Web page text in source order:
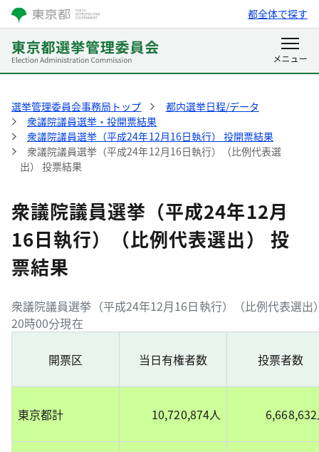
都全体で探す
選挙管理委員会事務局トップ
都内選挙日程/データ
衆議院議員選挙・投開票結果
衆議院議員選挙（平成24年12月16日執行） 投開票結果
衆議院議員選挙（平成24年12月16日執行）（比例代表選
出） 投票結果
衆議院議員選挙（平成24年12月
16日執行）（比例代表選出） 投
票結果
衆議院議員選挙（平成24年12月16日執行）（比例代表選出
20時00分現在
開票区 当日有権者数 投票者数
東京都計 10,720,874人